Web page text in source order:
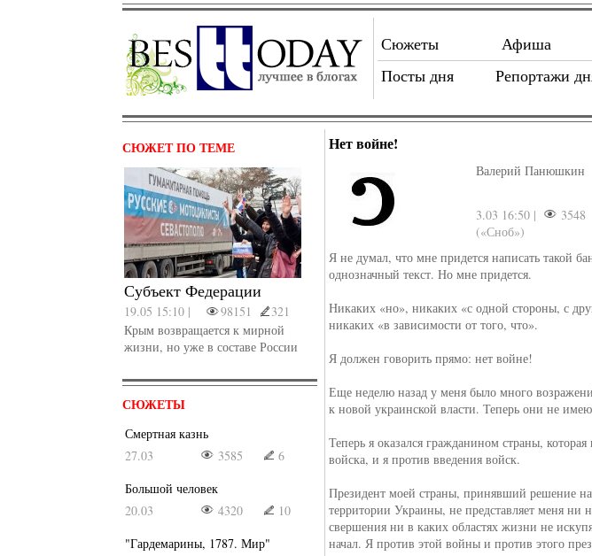
Сюжеты
Афиша
Посты дня
Репортажи
СЮЖЕТ ПО ТЕМЕ
Субъект Федерации
19.05 15:10 | 98151
321
Крым возвращается к мирной
жизни, но уже в составе России
СЮЖЕТЫ
Смертная казнь
27.03
3585
6
Большой человек
20.03
4320
10
"Гардемарины, 1787. Мир"
Нет войне!
Валерий Панюшкин
3.03 16:50 |
3548
(«Сноб»)
Я не думал, что мне придется написать такой
однозначный текст. Но мне придется.
Никаких «но», никаких «с одной стороны, с
никаких «в зависимости от того, что».
Я должен говорить прямо: нет войне!
Еще неделю назад у меня было много
к новой украинской власти. Теперь они не
Теперь я оказался гражданином страны,
войска, и я против введения войск.
Президент моей страны, принявший решение
территории Украины, не представляет меня ни
свершения ни в каких областях жизни не
начал. Я против этой войны и против этого